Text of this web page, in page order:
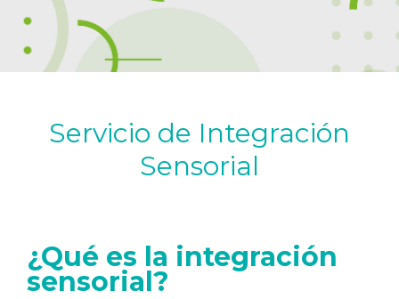
Servicio de Integración
Sensorial
¿Qué es la integración
sensorial?